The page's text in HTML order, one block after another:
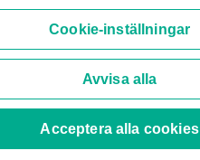
Cookie-inställningar
Avvisa alla
Acceptera alla cookies